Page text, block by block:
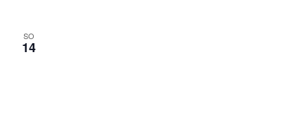
SO
14